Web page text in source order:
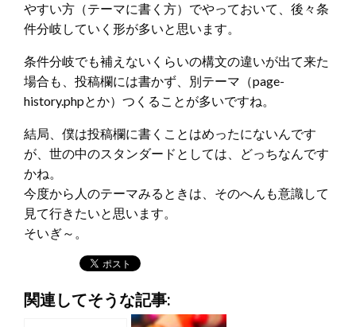
やすい方（テーマに書く方）でやっておいて、後々条
件分岐していく形が多いと思います。
条件分岐でも補えないくらいの構文の違いが出て来た
場合も、投稿欄には書かず、別テーマ（page-
history.phpとか）つくることが多いですね。
結局、僕は投稿欄に書くことはめったにないんです
が、世の中のスタンダードとしては、どっちなんです
かね。
今度から人のテーマみるときは、そのへんも意識して
見て行きたいと思います。
そいぎ～。
関連してそうな記事: